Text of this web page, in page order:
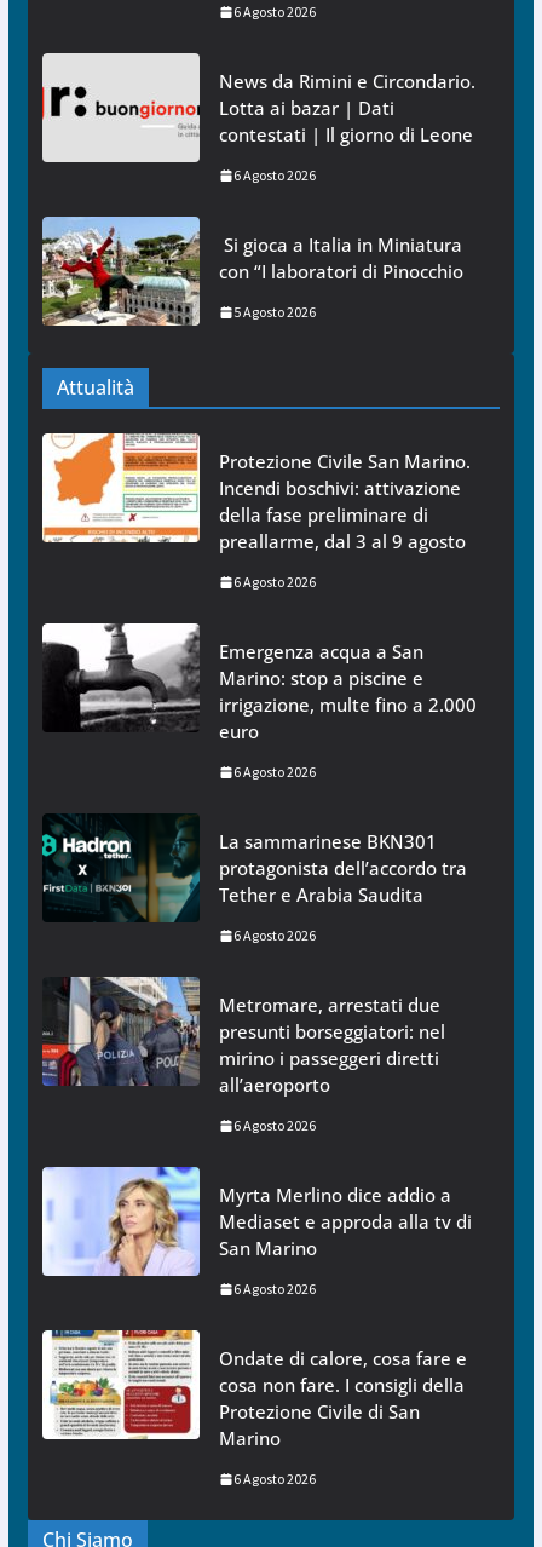
6 Agosto 2026
News da Rimini e Circondario.
Lotta ai bazar | Dati
contestati | Il giorno di Leone
6 Agosto 2026
Si gioca a Italia in Miniatura
con “I laboratori di Pinocchio
5 Agosto 2026
Attualità
Protezione Civile San Marino.
Incendi boschivi: attivazione
della fase preliminare di
preallarme, dal 3 al 9 agosto
6 Agosto 2026
Emergenza acqua a San
Marino: stop a piscine e
irrigazione, multe fino a 2.000
euro
6 Agosto 2026
La sammarinese BKN301
protagonista dell’accordo tra
Tether e Arabia Saudita
6 Agosto 2026
Metromare, arrestati due
presunti borseggiatori: nel
mirino i passeggeri diretti
all’aeroporto
6 Agosto 2026
Myrta Merlino dice addio a
Mediaset e approda alla tv di
San Marino
6 Agosto 2026
Ondate di calore, cosa fare e
cosa non fare. I consigli della
Protezione Civile di San
Marino
6 Agosto 2026
Chi Siamo